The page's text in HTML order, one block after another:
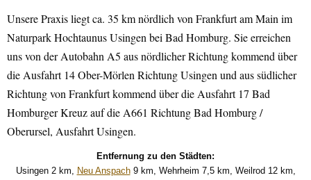
Unsere Praxis liegt ca. 35 km nördlich von Frankfurt am Main im
Naturpark Hochtaunus Usingen bei Bad Homburg. Sie erreichen
uns von der Autobahn A5 aus nördlicher Richtung kommend über
die Ausfahrt 14 Ober-Mörlen Richtung Usingen und aus südlicher
Richtung von Frankfurt kommend über die Ausfahrt 17 Bad
Homburger Kreuz auf die A661 Richtung Bad Homburg /
Oberursel, Ausfahrt Usingen.
Entfernung zu den Städten:
Usingen 2 km, Neu Anspach9 km, Wehrheim 7,5 km, Weilrod 12 km,